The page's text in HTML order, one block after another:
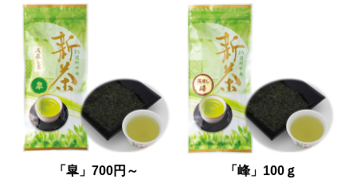
「皐」700円～
「峰」100ｇ